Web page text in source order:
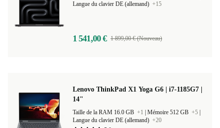
Langue du clavier DE (allemand) +15
1 541,00 € 1 899,00 € (Nouveau)
Lenovo ThinkPad X1 Yoga G6 | i7-1185G7 |
14"
Taille de la RAM 16.0 GB +1 Mémoire 512 GB +5
Langue du clavier DE (allemand) +20